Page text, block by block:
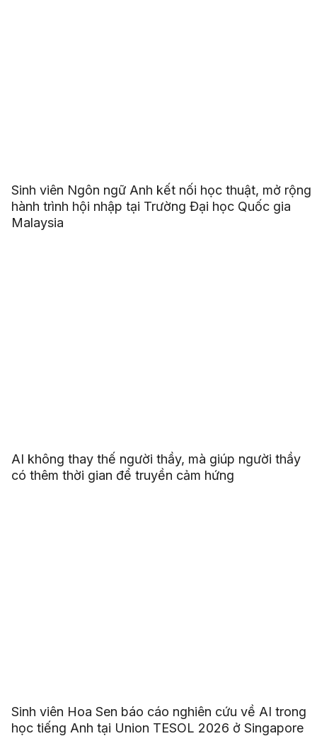
Sinh viên Ngôn ngữ Anh kết nối học thuật, mở rộng
hành trình hội nhập tại Trường Đại học Quốc gia
Malaysia
AI không thay thế người thầy, mà giúp người thầy
có thêm thời gian để truyền cảm hứng
Sinh viên Hoa Sen báo cáo nghiên cứu về AI trong
học tiếng Anh tại Union TESOL 2026 ở Singapore